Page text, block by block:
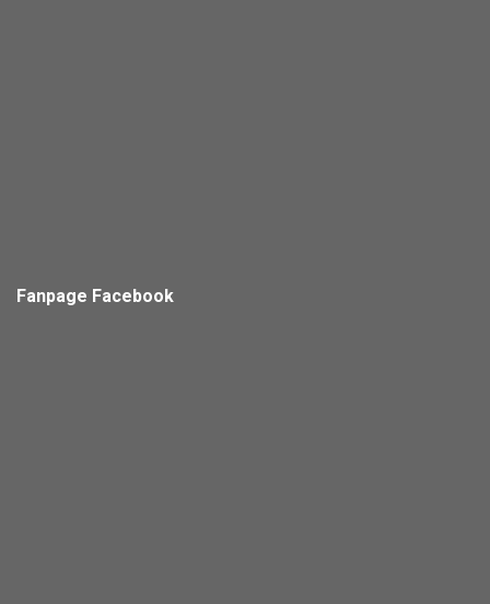
Fanpage Facebook